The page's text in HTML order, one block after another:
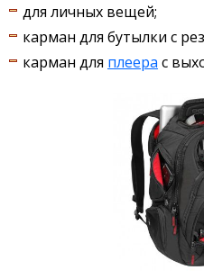
для личных вещей;
карман для бутылки с
карман для плеера с